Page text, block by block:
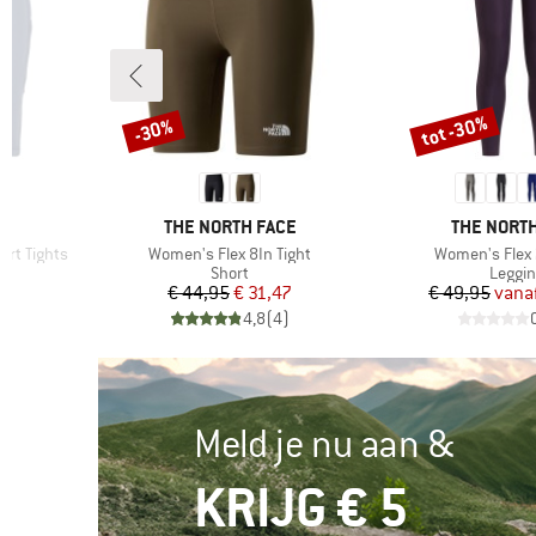
Tights
MERK
THE NORTH FACE
Artikel
Women's Flex 8In Tight
Productgroep
Short
Prijs
€ 44,95Verlaagde prijs
€ 31,47
4,8(4)
Korting
-30%
MERK
THE
Artikel
Women's
€ 49,95
Korting
tot -30%
Meld je nu aan &
KRIJG € 5